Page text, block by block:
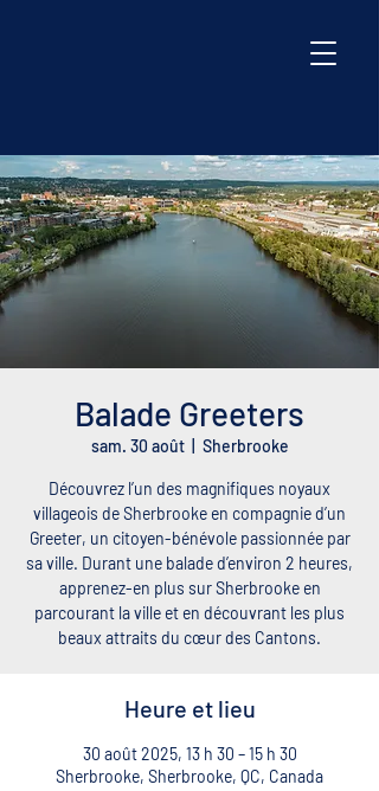
Balade Greeters
sam. 30 août
  |
Sherbrooke
Découvrez l’un des magnifiques noyaux
villageois de Sherbrooke en compagnie d’un
Greeter, un citoyen-bénévole passionnée par
sa ville. Durant une balade d’environ 2 heures,
apprenez-en plus sur Sherbrooke en
parcourant la ville et en découvrant les plus
beaux attraits du cœur des Cantons.
Heure et lieu
30 août 2025, 13 h 30 – 15 h 30
Sherbrooke, Sherbrooke, QC, Canada